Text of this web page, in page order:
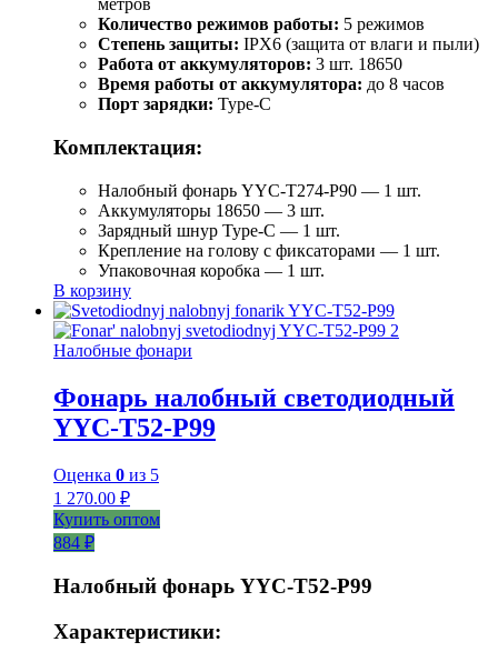
метров
Количество режимов работы: 5 режимов
Степень защиты: IPX6 (защита от влаги и пыли)
Работа от аккумуляторов: 3 шт. 18650
Время работы от аккумулятора: до 8 часов
Порт зарядки: Type-C
Комплектация:
Налобный фонарь YYC-T274-P90 — 1 шт.
Аккумуляторы 18650 — 3 шт.
Зарядный шнур Type-C — 1 шт.
Крепление на голову с фиксаторами — 1 шт.
Упаковочная коробка — 1 шт.
В корзину
Налобные фонари
Фонарь налобный светодиодный
YYC-T52-P99
Оценка 0 из 5
1 270.00 ₽
Купить оптом
884 ₽
Налобный фонарь YYC-T52-P99
Характеристики: